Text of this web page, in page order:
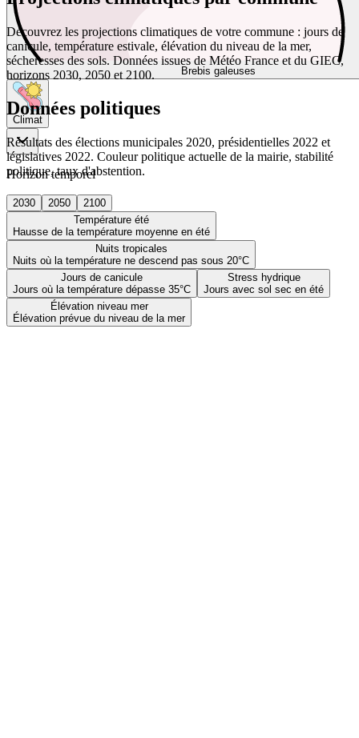
Brebis galeuses
Climat
Horizon temporel
2030 2050
2100
Température été
Hausse de la température moyenne en été
Nuits tropicales
Nuits où la température ne descend pas sous 20°C
Jours de canicule
Jours où la température dépasse 35°C
Stress hydrique
Jours avec sol sec en été
Élévation niveau mer
Élévation prévue du niveau de la mer
Découvrez les projections climatiques de votre commune : jours de
canicule, température estivale, élévation du niveau de la mer,
sécheresses des sols. Données issues de Météo France et du GIEC,
horizons 2030, 2050 et 2100.
Données politiques
Résultats des élections municipales 2020, présidentielles 2022 et
législatives 2022. Couleur politique actuelle de la mairie, stabilité
politique, taux d'abstention.